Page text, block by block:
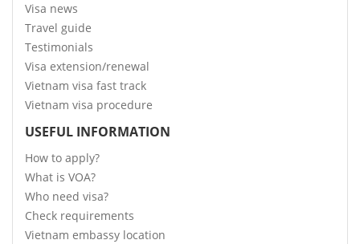
Visa news
Travel guide
Testimonials
Visa extension/renewal
Vietnam visa fast track
Vietnam visa procedure
USEFUL INFORMATION
How to apply?
What is VOA?
Who need visa?
Check requirements
Vietnam embassy location